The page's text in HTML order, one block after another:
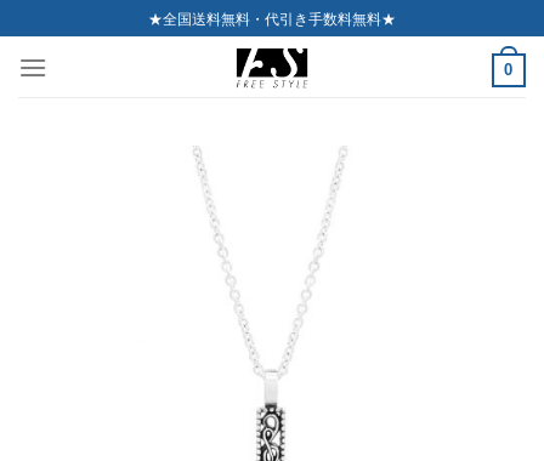
to
content
★全国送料無料・代引き手数料無料★
0